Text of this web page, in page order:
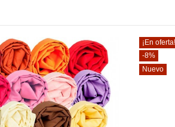
¡En oferta!
-8%
Nuevo